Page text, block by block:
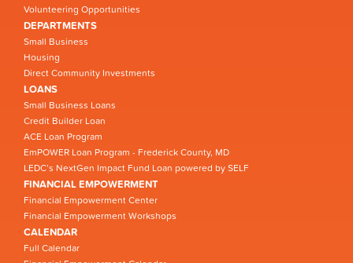
Volunteering Opportunities
DEPARTMENTS
Small Business
Housing
Direct Community Investments
LOANS
Small Business Loans
Credit Builder Loan
ACE Loan Program
EmPOWER Loan Program - Frederick County, MD
LEDC’s NextGen Impact Fund Loan powered by SELF
FINANCIAL EMPOWERMENT
Financial Empowerment Center
Financial Empowerment Workshops
CALENDAR
Full Calendar